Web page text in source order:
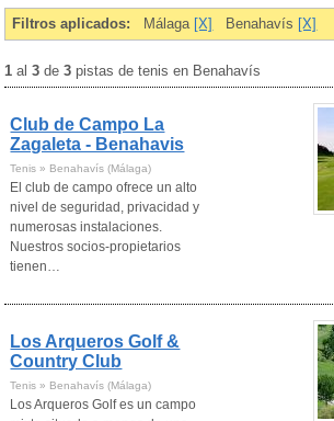
Filtros aplicados: Málaga [X] Benahavís [X]
1 al3 de3 pistas de tenis en Benahavís
Club de Campo La
Zagaleta - Benahavis
Tenis » Benahavís (Málaga)
El club de campo ofrece un alto
nivel de seguridad, privacidad y
numerosas instalaciones.
Nuestros socios-propietarios
tienen…
Los Arqueros Golf &
Country Club
Tenis » Benahavís (Málaga)
Los Arqueros Golf es un campo